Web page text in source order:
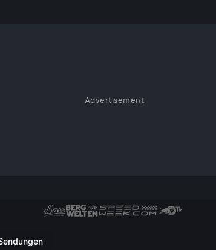
Advertisement